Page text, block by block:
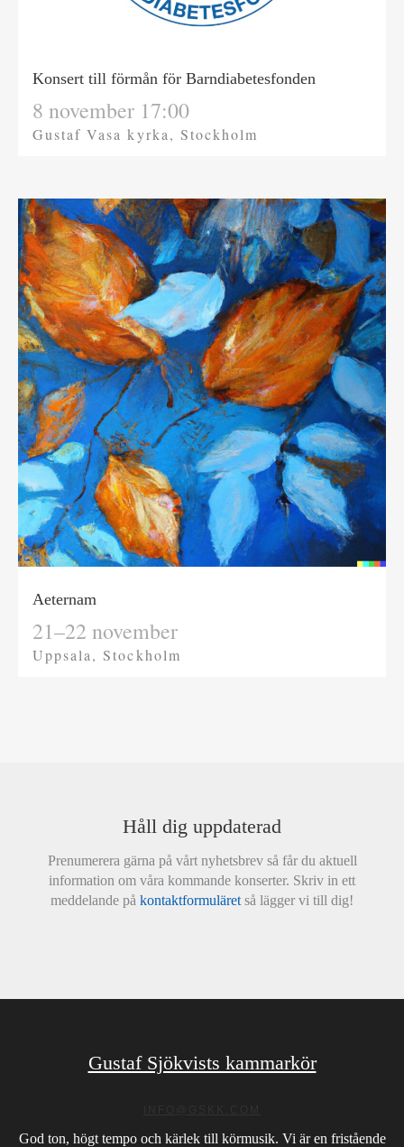
Konsert till förmån för Barndiabetesfonden
8 november 17:00
Gustaf Vasa kyrka, Stockholm
Aeternam
21–22 november
Uppsala, Stockholm
Håll dig uppdaterad
Prenumerera gärna på vårt nyhetsbrev så får du aktuell
information om våra kommande konserter. Skriv in ett
meddelande på kontaktformuläret så lägger vi till dig!
Gustaf Sjökvists kammarkör
God ton, högt tempo och kärlek till körmusik. Vi är en fristående